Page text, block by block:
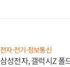
전자·전기·정보통신
삼성전자, 갤럭시Z 폴